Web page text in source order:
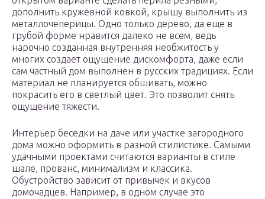
дополнить кружевной ковкой, крышу выполнить из
металлочеперицы. Одно только дерево, да еще в
грубой форме нравится далеко не всем, ведь
нарочно созданная внутренняя необжитость у
многих создает ощущение дискомфорта, даже если
сам частный дом выполнен в русских традициях. Если
материал не планируется обшивать, можно
покрасить его в светлый цвет. Это позволит снять
ощущение тяжести.
Интерьер беседки на даче или участке загородного
дома можно оформить в разной стилистике. Самыми
удачными проектами считаются варианты в стиле
шале, прованс, минимализм и классика.
Обустройство зависит от привычек и вкусов
домочадцев. Например, в одном случае это